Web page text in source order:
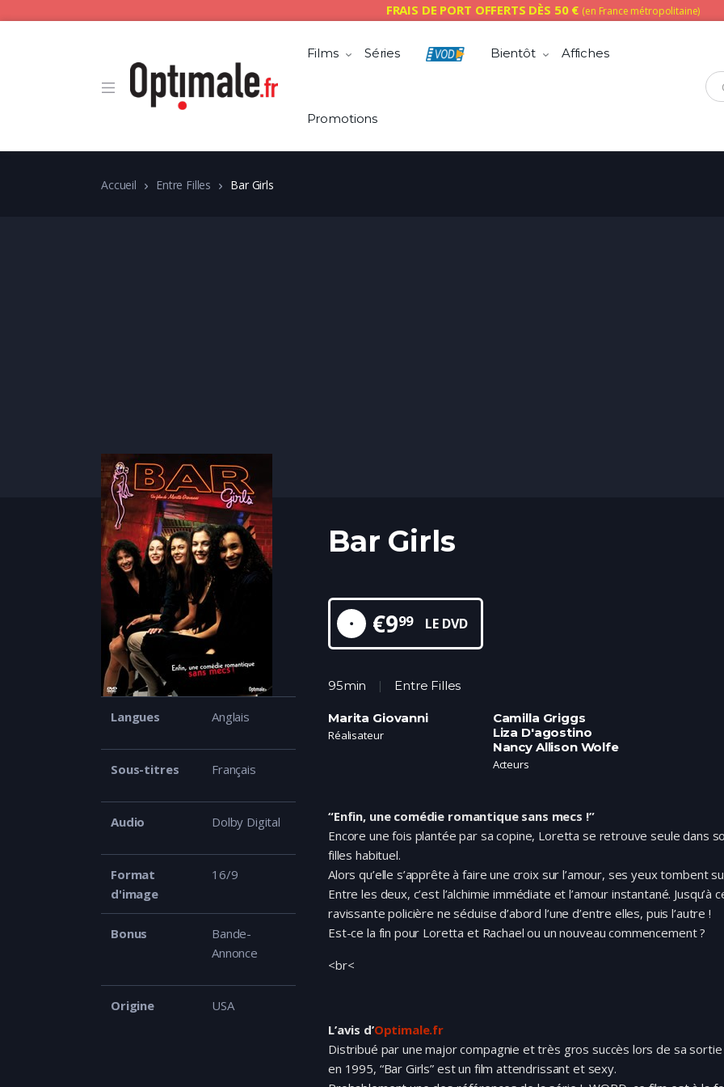
FRAIS DE PORT OFFERTS DÈS 50 € (en France métropolitaine)
Films Séries Bientôt Affiches
Promotions
Accueil Entre Filles Bar Girls
Bar Girls
€999 LE DVD
95min Entre Filles
Marita Giovanni
Réalisateur
Camilla Griggs
Liza D'agostino
Nancy Allison Wolfe
Acteurs
“Enfin, une comédie romantique sans mecs !”
Encore une fois plantée par sa copine, Loretta se retrouve seule dans
filles habituel.
Alors qu’elle s’apprête à faire une croix sur l’amour, ses yeux tombent
Entre les deux, c’est l’alchimie immédiate et l’amour instantané. Jusqu’à
ravissante policière ne séduise d’abord l’une d’entre elles, puis l’autre !
Est-ce la fin pour Loretta et Rachael ou un nouveau commencement ?
<br<
L’avis d’Optimale.fr
Distribué par une major compagnie et très gros succès lors de sa sortie
en 1995, “Bar Girls” est un film attendrissant et sexy.
Langues Anglais
Sous-titres Français
Audio Dolby Digital
Format
d'image
16/9
Bonus
Bande-
Annonce
Origine USA